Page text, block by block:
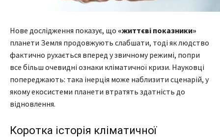
Нове дослідження показує, що «життєві показники»
планети Земля продовжують слабшати, тоді як людство
фактично рухається вперед у звичному режимі, попри
все більш очевидні ознаки кліматичної кризи. Науковці
попереджають: така інерція може наблизити сценарій, у
якому екосистеми планети втратять здатність до
відновлення.
Коротка історія кліматичної